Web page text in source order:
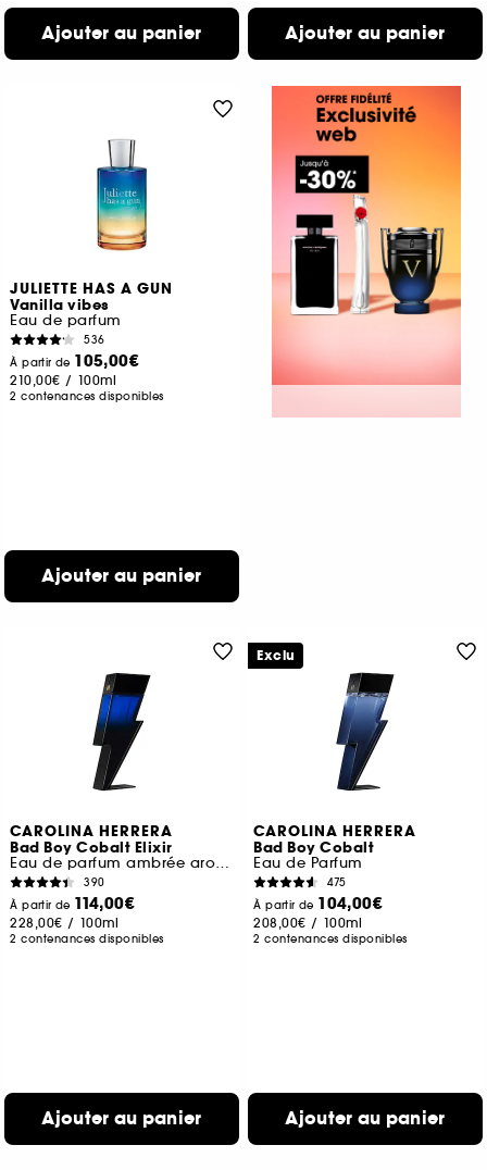
Ajouter au panier Ajouter au panier
JULIETTE HAS A GUN
Vanilla vibes
Eau de parfum
536
À partir de 105,00€
210,00€ / 100ml
2 contenances disponibles
Ajouter au panier
CAROLINA HERRERA
Bad Boy Cobalt Elixir
Eau de parfum ambrée aromatique
390
À partir de 114,00€
228,00€ / 100ml
2 contenances disponibles
Ajouter au panier
CAROLINA HERRERA
Bad Boy Cobalt
Eau de Parfum
475
À partir de 104,00€
208,00€ / 100ml
2 contenances disponibles
Ajouter au panier
Exclu